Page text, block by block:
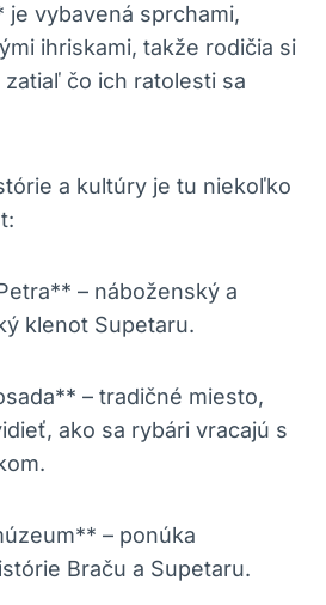
vybavená sprchami,
ihriskami, takže rodičia si
čo ich ratolesti sa
a kultúry je tu niekoľko
– náboženský a
klenot Supetaru.
– tradičné miesto,
ako sa rybári vracajú s
– ponúka
Braču a Supetaru.